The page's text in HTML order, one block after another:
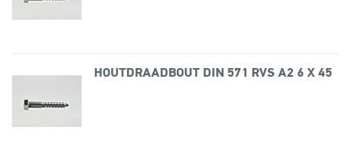
HOUTDRAADBOUT DIN 571 RVS A2 6 X 45